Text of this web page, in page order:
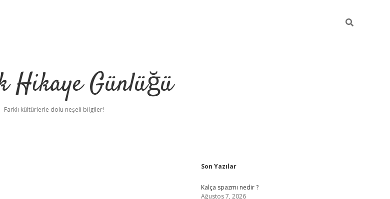
Hikaye Günlüğü
Farklı kültürlerle dolu neşeli bilgiler!
Sidebar
Son Yazılar
Kalça spazmı nedir ?
Ağustos 7, 2026